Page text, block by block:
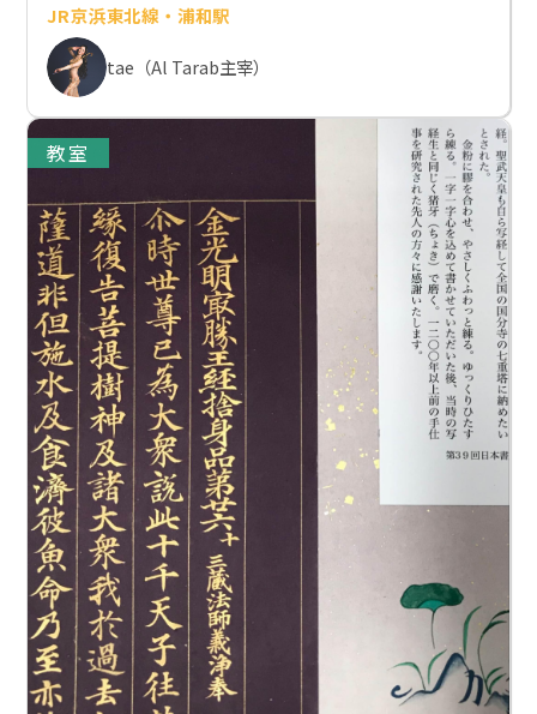
JR京浜東北線・浦和駅
tae（Al Tarab主宰）
教室